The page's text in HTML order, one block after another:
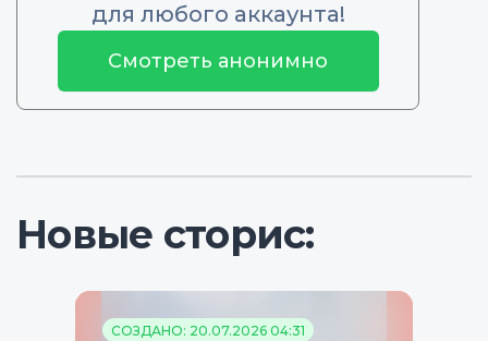
для любого аккаунта!
Смотреть анонимно
Новые сторис:
СОЗДАНО: 20.07.2026 04:31